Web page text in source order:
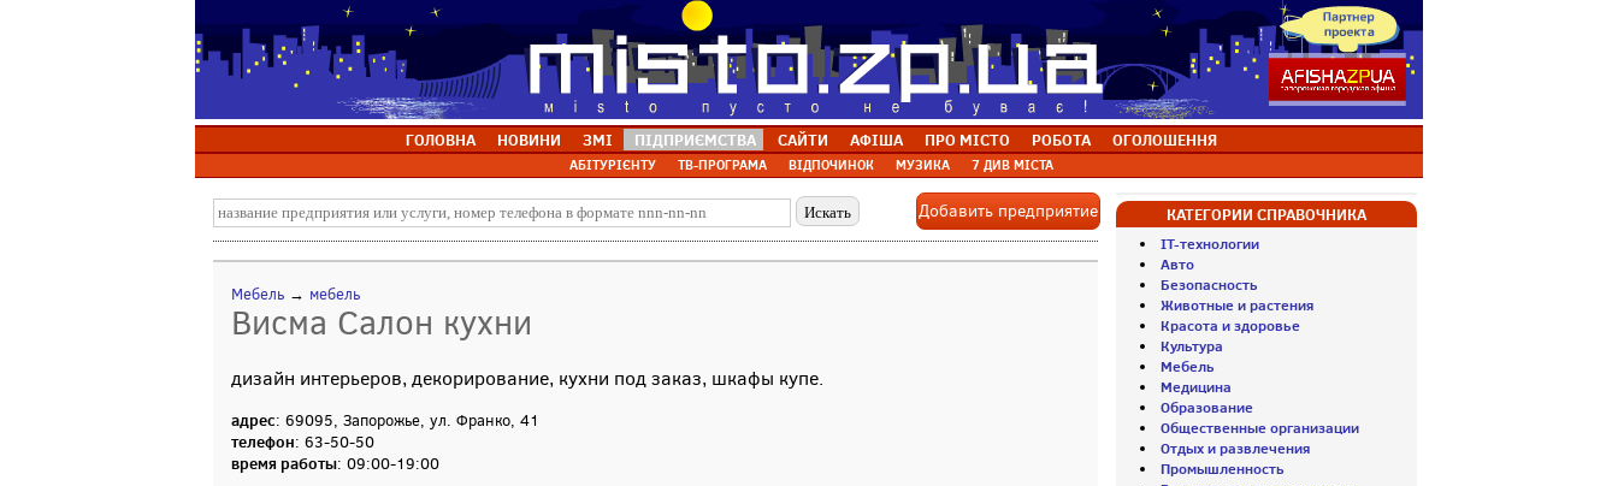
ГОЛОВНА НОВИНИ ЗМІ ПІДПРИЄМСТВА САЙТИ АФІША ПРО МІСТО РОБОТА ОГОЛОШЕННЯ
АБІТУРІЄНТУ ТВ-ПРОГРАМА ВІДПОЧИНОК МУЗИКА 7 ДИВ МІСТА
Добавить предприятие
Мебель → мебель
Висма Салон кухни
дизайн интерьеров, декорирование, кухни под заказ, шкафы купе.
адрес: 69095, Запорожье, ул. Франко, 41
телефон: 63-50-50
время работы: 09:00-19:00
КАТЕГОРИИ СПРАВОЧНИКА
IT-технологии
Авто
Безопасность
Животные и растения
Красота и здоровье
Культура
Мебель
Медицина
Образование
Общественные организации
Отдых и развлечения
Промышленность